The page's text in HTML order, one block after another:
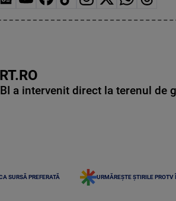
a intervenit direct la terenul de
SURSĂ PREFERATĂ URMĂREȘTE ȘTIRILE PROTV